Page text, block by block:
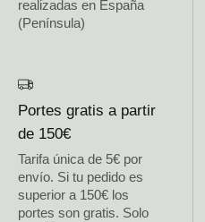
realizadas en España
(Península)
Portes gratis a partir
de 150€
Tarifa única de 5€ por
envío. Si tu pedido es
superior a 150€ los
portes son gratis. Solo